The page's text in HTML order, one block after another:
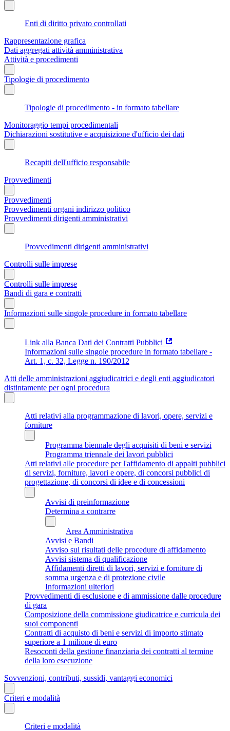
Enti di diritto privato controllati
Rappresentazione grafica
Dati aggregati attività amministrativa
Attività e procedimenti
Tipologie di procedimento
Tipologie di procedimento - in formato tabellare
Monitoraggio tempi procedimentali
Dichiarazioni sostitutive e acquisizione d'ufficio dei dati
Recapiti dell'ufficio responsabile
Provvedimenti
Provvedimenti
Provvedimenti organi indirizzo politico
Provvedimenti dirigenti amministrativi
Provvedimenti dirigenti amministrativi
Controlli sulle imprese
Controlli sulle imprese
Bandi di gara e contratti
Informazioni sulle singole procedure in formato tabellare
Link alla Banca Dati dei Contratti Pubblici
Informazioni sulle singole procedure in formato tabellare -
Art. 1, c. 32, Legge n. 190/2012
Atti delle amministrazioni aggiudicatrici e degli enti aggiudicatori
distintamente per ogni procedura
Atti relativi alla programmazione di lavori, opere, servizi e
forniture
Programma biennale degli acquisiti di beni e servizi
Programma triennale dei lavori pubblici
Atti relativi alle procedure per l'affidamento di appalti pubblici
di servizi, forniture, lavori e opere, di concorsi pubblici di
progettazione, di concorsi di idee e di concessioni
Avvisi di preinformazione
Determina a contrarre
Area Amministrativa
Avvisi e Bandi
Avviso sui risultati delle procedure di affidamento
Avvisi sistema di qualificazione
Affidamenti diretti di lavori, servizi e forniture di
somma urgenza e di protezione civile
Informazioni ulteriori
Provvedimenti di esclusione e di ammissione dalle procedure
di gara
Composizione della commissione giudicatrice e curricula dei
suoi componenti
Contratti di acquisto di beni e servizi di importo stimato
superiore a 1 milione di euro
Resoconti della gestione finanziaria dei contratti al termine
della loro esecuzione
Sovvenzioni, contributi, sussidi, vantaggi economici
Criteri e modalità
Criteri e modalità